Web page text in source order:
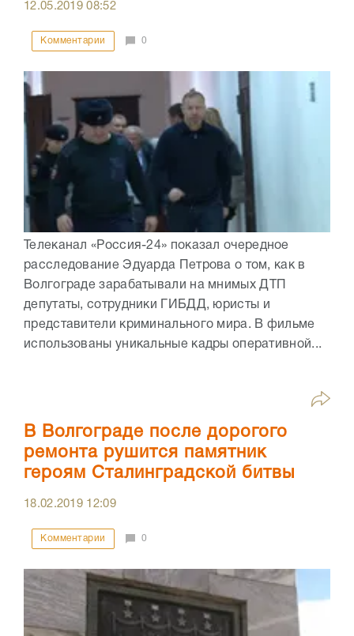
12.05.201908:52
Комментарии 0
Телеканал «Россия-24» показал очередное
расследование Эдуарда Петрова о том, как в
Волгограде зарабатывали на мнимых ДТП
депутаты, сотрудники ГИБДД, юристы и
представители криминального мира. В фильме
использованы уникальные кадры оперативной...
В Волгограде после дорогого
ремонта рушится памятник
героям Сталинградской битвы
18.02.2019 12:09
Комментарии 0